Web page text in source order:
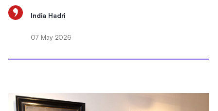
India Hadri
07 May 2026